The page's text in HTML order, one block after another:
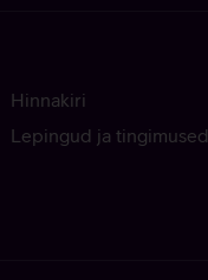
Hinnakiri
Lepingud ja tingimused